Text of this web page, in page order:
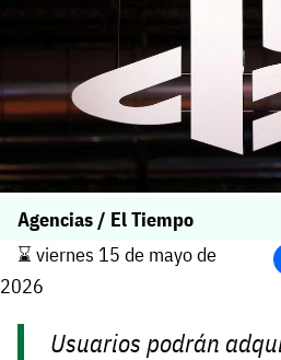
Agencias / El Tiempo
⌛️ viernes 15 de mayo de
2026
Usuarios podrán